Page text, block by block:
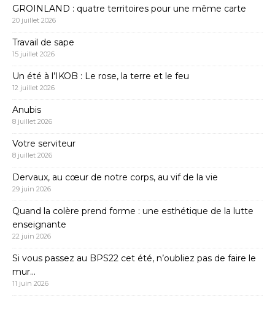
GROINLAND : quatre territoires pour une même carte
20 juillet 2026
Travail de sape
15 juillet 2026
Un été à l’IKOB : Le rose, la terre et le feu
12 juillet 2026
Anubis
8 juillet 2026
Votre serviteur
8 juillet 2026
Dervaux, au cœur de notre corps, au vif de la vie
29 juin 2026
Quand la colère prend forme : une esthétique de la lutte
enseignante
22 juin 2026
Si vous passez au BPS22 cet été, n’oubliez pas de faire le
mur…
11 juin 2026